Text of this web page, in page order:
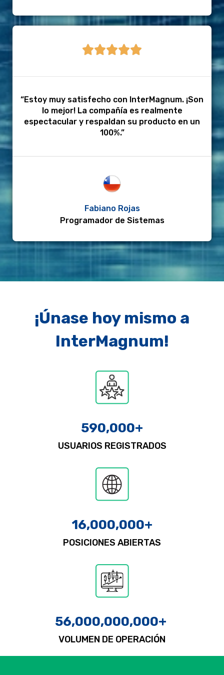

“Estoy muy satisfecho con InterMagnum. ¡Son
lo mejor! La compañía es realmente
espectacular y respaldan su producto en un
100%.”
Fabiano Rojas
Programador de Sistemas
¡Únase hoy mismo a
InterMagnum!
590,000+
USUARIOS REGISTRADOS
16,000,000+
POSICIONES ABIERTAS
56,000,000,000+
VOLUMEN DE OPERACIÓN